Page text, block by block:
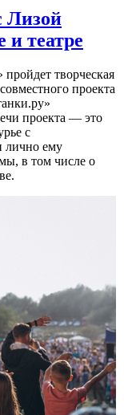
Лизой
и театре
пройдет творческая
проекта
проекта — это
с
лично ему
в том числе о